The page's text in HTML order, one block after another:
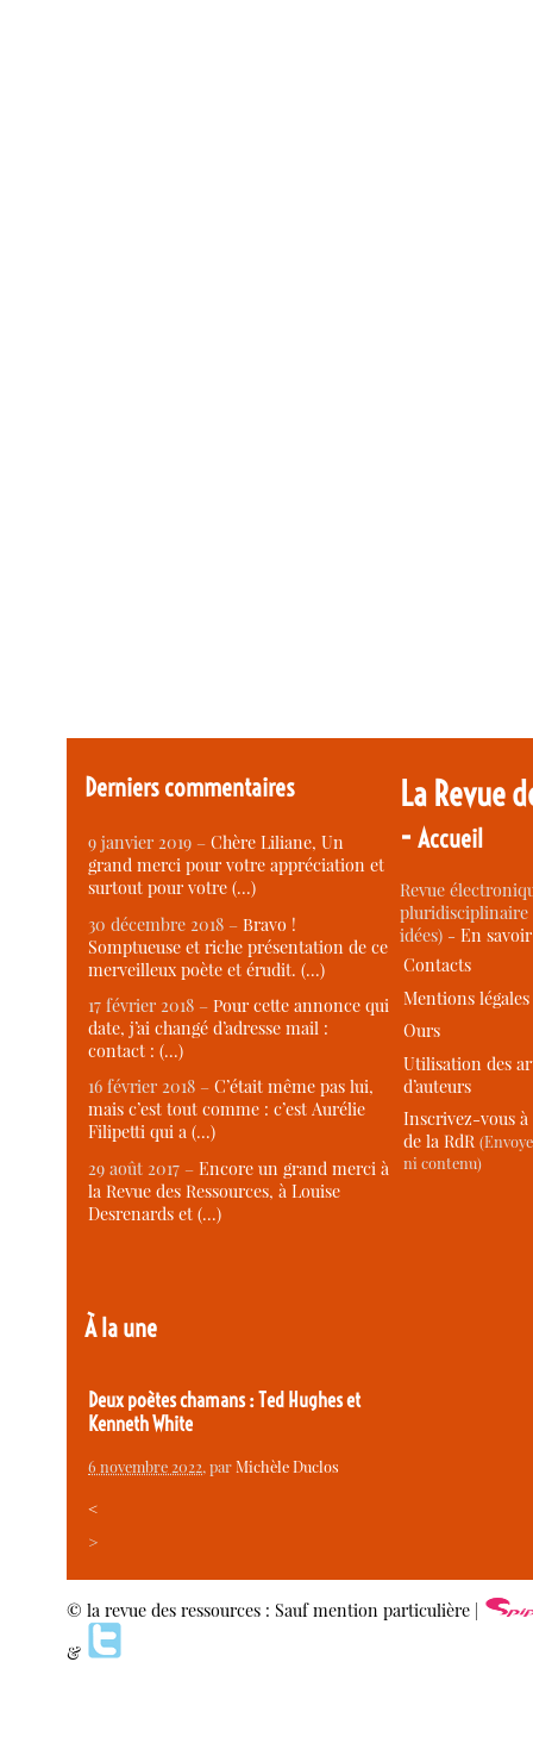
Derniers commentaires
9 janvier 2019 –Chère Liliane, Un
grand merci pour votre appréciation et
surtout pour votre (…)
30 décembre 2018 –Bravo !
Somptueuse et riche présentation de ce
merveilleux poète et érudit. (…)
17 février 2018 –Pour cette annonce qui
date, j’ai changé d’adresse mail :
contact : (…)
16 février 2018 –C’était même pas lui,
mais c’est tout comme : c’est Aurélie
Filipetti qui a (…)
29 août 2017 –Encore un grand merci à
la Revue des Ressources, à Louise
Desrenards et (…)
À la une
Deux poètes chamans : Ted Hughes et
Kenneth White
6 novembre 2022, parMichèle Duclos
<
>
La Revue
-Accueil
Revue
idées) -En
Contacts
Mentions légales
Ours
Utilisation des
d’auteurs
Inscrivez-vous
de la RdR
ni contenu)
© la revue des ressources : Sauf mention particulière |
&